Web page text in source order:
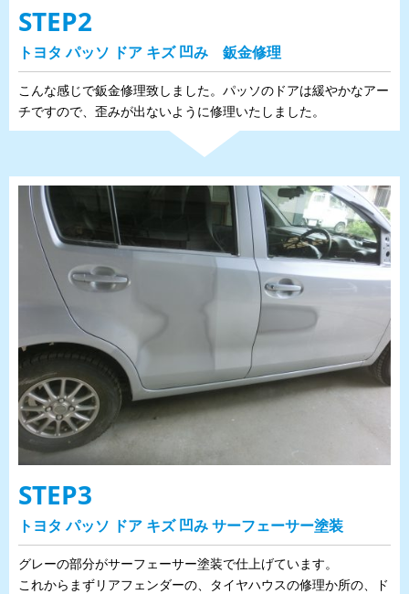
STEP2
トヨタ パッソ ドア キズ 凹み 鈑金修理
こんな感じで鈑金修理致しました。パッソのドアは緩やかなアー
チですので、歪みが出ないように修理いたしました。
STEP3
トヨタ パッソ ドア キズ 凹み サーフェーサー塗装
グレーの部分がサーフェーサー塗装で仕上げています。
これからまずリアフェンダーの、タイヤハウスの修理か所の、ド